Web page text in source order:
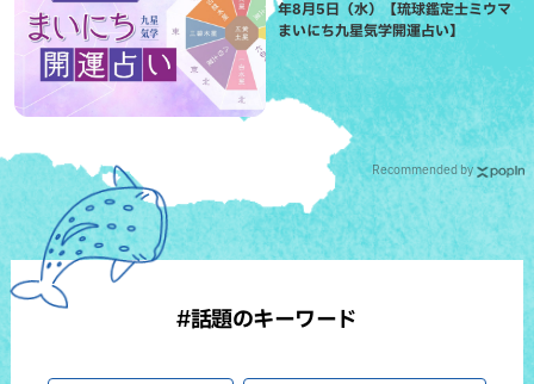
年8月5日（水）【琉球鑑定士ミウマ
まいにち九星気学開運占い】
Recommended by
#話題のキーワード